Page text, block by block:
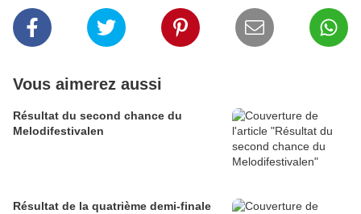
Vous aimerez aussi
Résultat du second chance du
Melodifestivalen
Résultat de la quatrième demi-finale